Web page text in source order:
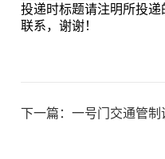
投递时标题请注明所投
联系，谢谢！
下一篇： 一号门交通管制